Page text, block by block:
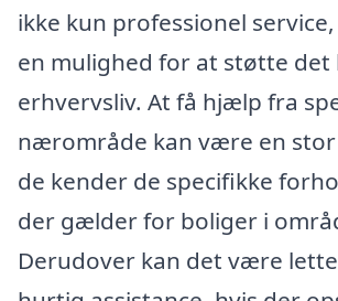
ikke kun professionel
en mulighed for at støtte det
erhvervsliv. At få hjælp fra
nærområde kan være en
de kender de specifikke
der gælder for boliger i
Derudover kan det være